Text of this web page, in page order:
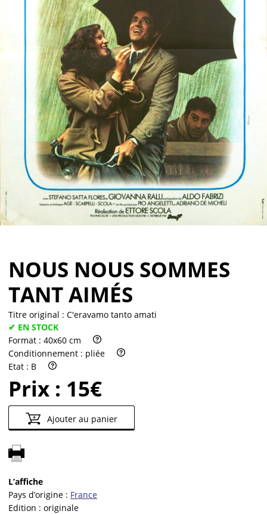
Vendre
NOUS NOUS SOMMES
TANT AIMÉS
Titre original : C'eravamo tanto amati
✔ EN STOCK
Format : 40x60 cm
Conditionnement : pliée
Etat : B
Prix : 15€
Ajouter au panier
L’affiche
Pays d’origine : France
Edition : originale